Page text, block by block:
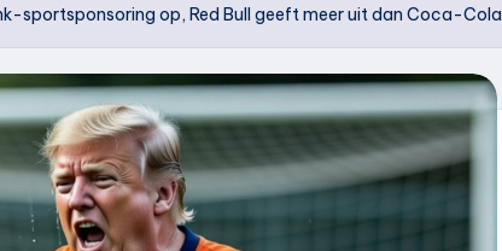
sportsponsoring op, Red Bull geeft meer uit dan Coca-Cola